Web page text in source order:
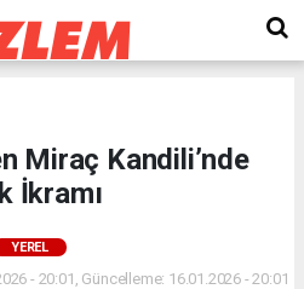
Miraç Kandili’nde
İkramı
YEREL
- 20:01, Güncelleme: 16.01.2026 - 20:01